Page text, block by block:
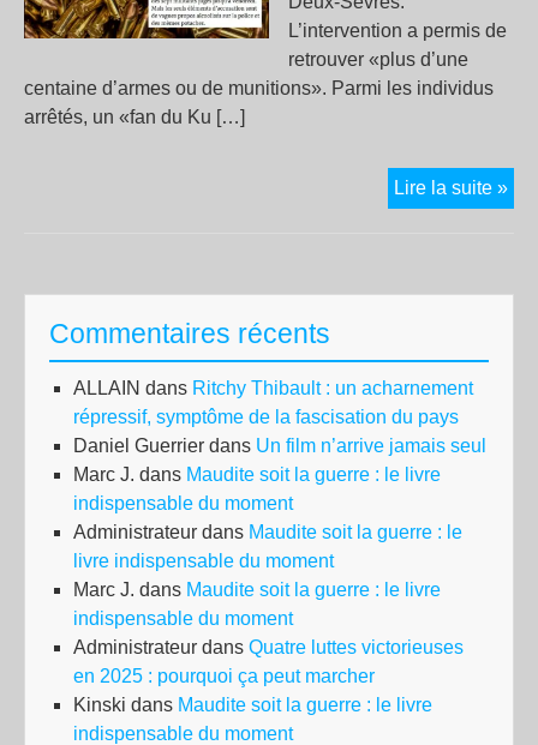
L’intervention a permis de
retrouver «plus d’une
centaine d’armes ou de munitions». Parmi les individus
arrêtés, un «fan du Ku […]
Lire la suite »
Commentaires récents
ALLAIN dans Ritchy Thibault : un acharnement
répressif, symptôme de la fascisation du pays
Daniel Guerrier dans Un film n’arrive jamais seul
Marc J. dans Maudite soit la guerre : le livre
indispensable du moment
Administrateur dans Maudite soit la guerre : le
livre indispensable du moment
Marc J. dans Maudite soit la guerre : le livre
indispensable du moment
Administrateur dans Quatre luttes victorieuses
en 2025 : pourquoi ça peut marcher
Kinski dans Maudite soit la guerre : le livre
indispensable du moment